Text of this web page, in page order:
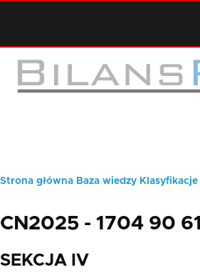
Ścieżka
Strona główna Baza wiedzy Klasyfikacje
CN2025 - 1704 90 61
SEKCJA IV